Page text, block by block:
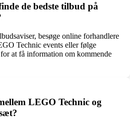
de bedste tilbud på
besøge online forhandlere
Technic events eller følge
at få information om kommende
LEGO Technic og